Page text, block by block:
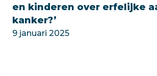
en kinderen over erfelijke
kanker?’
9 januari 2025